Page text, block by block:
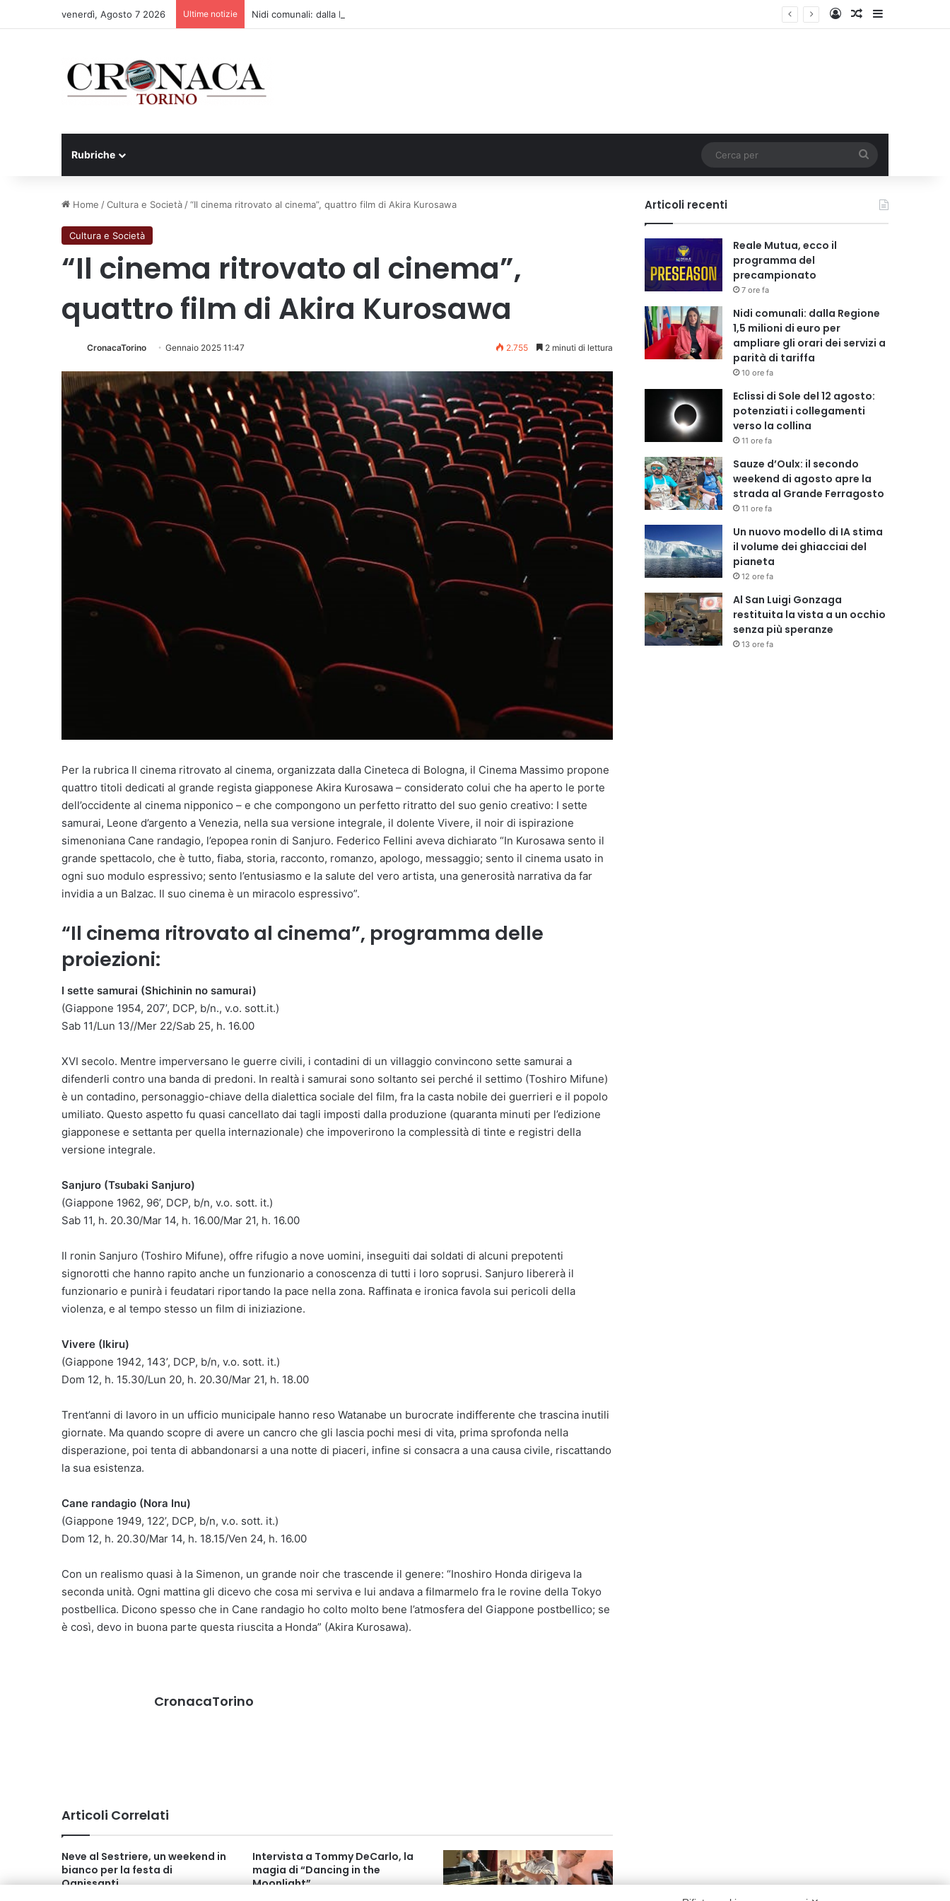
venerdì, Agosto 7 2026 Ultime notizie Nidi comunali: dalla Regione 1,5 milioni di euro per ampliare gli orari dei servizi a parità di tariffa AccediUn articolo a
Rubriche
per
Home /Cultura e Società /“Il cinema ritrovato al cinema”, quattro film di Akira Kurosawa
Cultura e Società
“Il cinema ritrovato al cinema”,
quattro film di Akira Kurosawa
CronacaTorino Gennaio 2025 11:47 2.755 2 minuti di lettura
Per la rubrica Il cinema ritrovato al cinema, organizzata dalla Cineteca di Bologna, il Cinema Massimo propone
quattro titoli dedicati al grande regista giapponese Akira Kurosawa – considerato colui che ha aperto le porte
dell’occidente al cinema nipponico – e che compongono un perfetto ritratto del suo genio creativo: I sette
samurai, Leone d’argento a Venezia, nella sua versione integrale, il dolente Vivere, il noir di ispirazione
simenoniana Cane randagio, l’epopea ronin di Sanjuro. Federico Fellini aveva dichiarato “In Kurosawa sento il
grande spettacolo, che è tutto, fiaba, storia, racconto, romanzo, apologo, messaggio; sento il cinema usato in
ogni suo modulo espressivo; sento l’entusiasmo e la salute del vero artista, una generosità narrativa da far
invidia a un Balzac. Il suo cinema è un miracolo espressivo”.
“Il cinema ritrovato al cinema”, programma delle
proiezioni:
I sette samurai (Shichinin no samurai)
(Giappone 1954, 207’, DCP, b/n., v.o. sott.it.)
Sab 11/Lun 13//Mer 22/Sab 25, h. 16.00
XVI secolo. Mentre imperversano le guerre civili, i contadini di un villaggio convincono sette samurai a
difenderli contro una banda di predoni. In realtà i samurai sono soltanto sei perché il settimo (Toshiro Mifune)
è un contadino, personaggio-chiave della dialettica sociale del film, fra la casta nobile dei guerrieri e il popolo
umiliato. Questo aspetto fu quasi cancellato dai tagli imposti dalla produzione (quaranta minuti per l’edizione
giapponese e settanta per quella internazionale) che impoverirono la complessità di tinte e registri della
versione integrale.
Sanjuro (Tsubaki Sanjuro)
(Giappone 1962, 96’, DCP, b/n, v.o. sott. it.)
Sab 11, h. 20.30/Mar 14, h. 16.00/Mar 21, h. 16.00
Il ronin Sanjuro (Toshiro Mifune), offre rifugio a nove uomini, inseguiti dai soldati di alcuni prepotenti
signorotti che hanno rapito anche un funzionario a conoscenza di tutti i loro soprusi. Sanjuro libererà il
funzionario e punirà i feudatari riportando la pace nella zona. Raffinata e ironica favola sui pericoli della
violenza, e al tempo stesso un film di iniziazione.
Vivere (Ikiru)
(Giappone 1942, 143’, DCP, b/n, v.o. sott. it.)
Dom 12, h. 15.30/Lun 20, h. 20.30/Mar 21, h. 18.00
Trent’anni di lavoro in un ufficio municipale hanno reso Watanabe un burocrate indifferente che trascina inutili
giornate. Ma quando scopre di avere un cancro che gli lascia pochi mesi di vita, prima sprofonda nella
disperazione, poi tenta di abbandonarsi a una notte di piaceri, infine si consacra a una causa civile, riscattando
la sua esistenza.
Cane randagio (Nora Inu)
(Giappone 1949, 122’, DCP, b/n, v.o. sott. it.)
Dom 12, h. 20.30/Mar 14, h. 18.15/Ven 24, h. 16.00
Con un realismo quasi à la Simenon, un grande noir che trascende il genere: “Inoshiro Honda dirigeva la
seconda unità. Ogni mattina gli dicevo che cosa mi serviva e lui andava a filmarmelo fra le rovine della Tokyo
postbellica. Dicono spesso che in Cane randagio ho colto molto bene l’atmosfera del Giappone postbellico; se
è così, devo in buona parte questa riuscita a Honda” (Akira Kurosawa).
CronacaTorino
Articoli Correlati
Neve al Sestriere, un weekend in
bianco per la festa di
Ognissanti
Intervista a Tommy DeCarlo, la
magia di “Dancing in the
Moonlight”
Articoli recenti
Reale Mutua, ecco il
programma del
precampionato
7 ore fa
Nidi comunali: dalla Regione
1,5 milioni di euro per
ampliare gli orari dei servizi a
parità di tariffa
10 ore fa
Eclissi di Sole del 12 agosto:
potenziati i collegamenti
verso la collina
11 ore fa
Sauze d’Oulx: il secondo
weekend di agosto apre la
strada al Grande Ferragosto
11 ore fa
Un nuovo modello di IA stima
il volume dei ghiacciai del
pianeta
12 ore fa
Al San Luigi Gonzaga
restituita la vista a un occhio
senza più speranze
13 ore fa